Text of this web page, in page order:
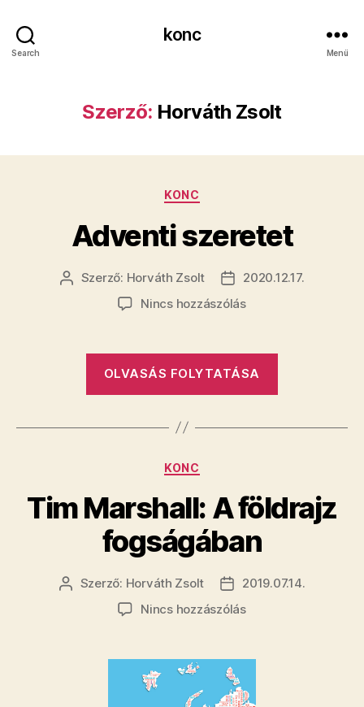
Search
konc
Menü
Szerző: Horváth Zsolt
Kategóriák
KONC
Adventi szeretet
Bejegyzés
Szerző: Horváth Zsolt
Bejegyzés
dátuma
2020.12.17.
Nincs hozzászólása(z)
bejegyzéshez
OLVASÁS FOLYTATÁSA
Kategóriák
KONC
Tim Marshall: A földrajz
fogságában
Bejegyzés
Szerző: Horváth Zsolt
Bejegyzés
dátuma
2019.07.14.
Nincs hozzászólása(z)
A
fogságában